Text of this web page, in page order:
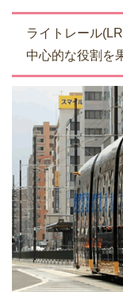
ライトレール
中心的な役割を